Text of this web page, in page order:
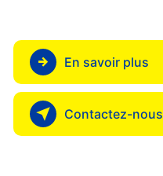
En savoir plus
Contactez-nous